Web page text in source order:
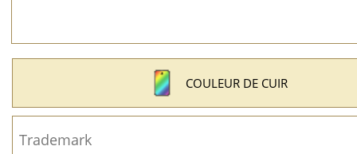
COULEUR DE CUIR